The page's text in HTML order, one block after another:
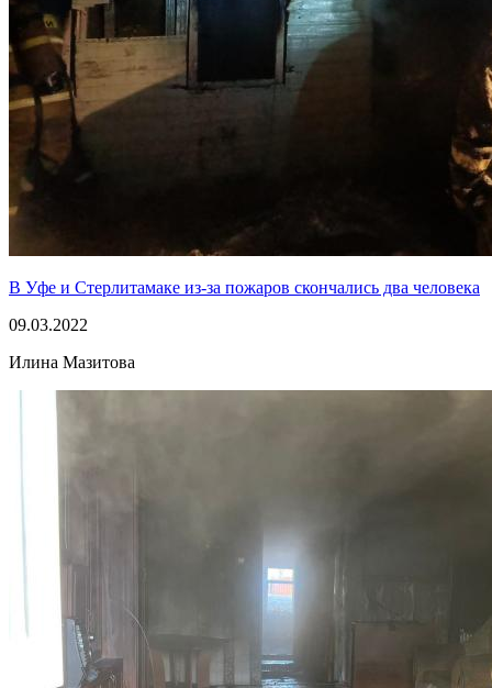
В Уфе и Стерлитамаке из-за пожаров скончались два человека
09.03.2022
Илина Мазитова